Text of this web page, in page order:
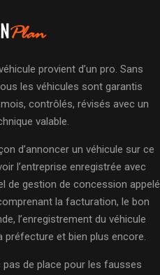
provient d’un pro. Sans
les véhicules sont garantis
contrôlés, révisés avec un
valable.
d’annoncer un véhicule sur ce
l’entreprise enregistrée avec
de gestion de concession appelé
la facturation, le bon
l’enregistrement du véhicule
préfecture et bien plus encore.
pas de place pour les fausses